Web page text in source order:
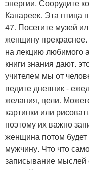
энергии. Соорудите
Канареек. Эта птица
47. Посетите музей
женщину
на лекцию любимого
книги знания дают.
учителем мы от
ведите дневник -
желания, цели.
картинки или
поэтому их важно
женщина потом
мужчину. Что что
записывание мыслей